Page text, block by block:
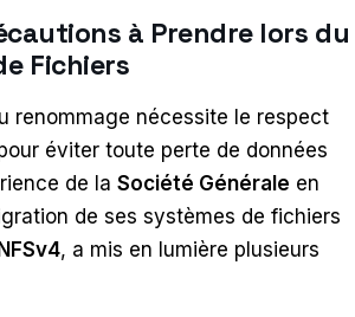
à Prendre lors du
Fichiers
renommage nécessite le respect
éviter toute perte de données
de la Société Générale en
de ses systèmes de fichiers
, a mis en lumière plusieurs